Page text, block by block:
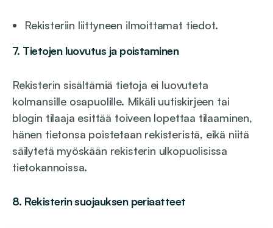
Rekisteriin liittyneen ilmoittamat tiedot.
7. Tietojen luovutus ja poistaminen
Rekisterin sisältämiä tietoja ei luovuteta
kolmansille osapuolille. Mikäli uutiskirjeen tai
blogin tilaaja esittää toiveen lopettaa tilaaminen,
hänen tietonsa poistetaan rekisteristä, eikä niitä
säilytetä myöskään rekisterin ulkopuolisissa
tietokannoissa.
8. Rekisterin suojauksen periaatteet